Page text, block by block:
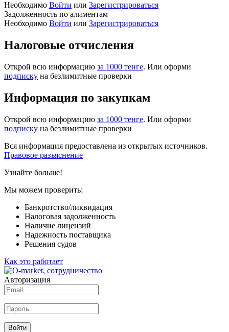
Необходимо Войти или Зарегистрироваться
Задолженность по алиментам
Необходимо Войти или Зарегистрироваться
Налоговые отчисления
Открой всю информацию за 1000 тенге. Или оформи
подписку на безлимитные проверки
Информация по закупкам
Открой всю информацию за 1000 тенге. Или оформи
подписку на безлимитные проверки
Вся информация предоставлена из открытых источников.
Правовое разъяснение
Узнайте больше!
Мы можем проверить:
Банкротство/ликвидация
Налоговая задолженность
Наличие лицензий
Надежность поставщика
Решения судов
Как это работает
Авторизация
Войти